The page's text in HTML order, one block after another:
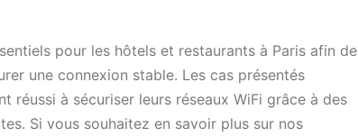
pour les hôtels et restaurants à Paris afin de
une connexion stable. Les cas présentés
réussi à sécuriser leurs réseaux WiFi grâce à des
Si vous souhaitez en savoir plus sur nos